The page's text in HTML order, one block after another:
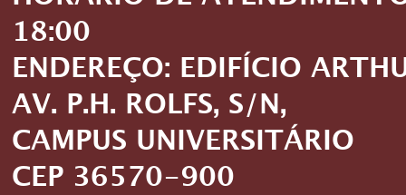
18:00
ENDEREÇO: EDIFÍCIO
AV. P.H. ROLFS, S/N,
CAMPUS UNIVERSITÁRIO
CEP 36570-900